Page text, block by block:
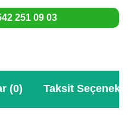
251 09 03
(0) Taksit